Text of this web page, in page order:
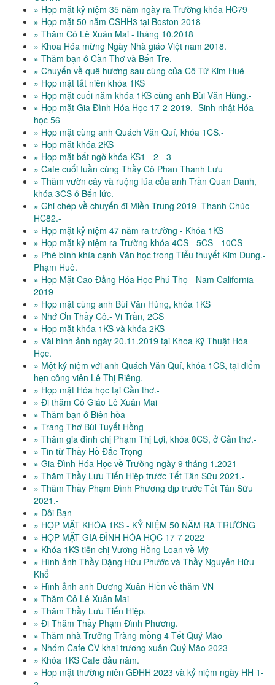
» Họp mặt kỷ niệm 35 năm ngày ra Trường khóa HC79
» Họp mặt 50 năm CSHH3 tại Boston 2018
» Thăm Cô Lê Xuân Mai - tháng 10.2018
» Khoa Hóa mừng Ngày Nhà giáo Việt nam 2018.
» Thăm bạn ở Cần Thơ và Bến Tre.-
» Chuyến về quê hương sau cùng của Cô Từ Kim Huê
» Họp mặt tất niên khóa 1KS
» Họp mặt cuối năm khóa 1KS cùng anh Bùi Văn Hùng.-
» Họp mặt Gia Đình Hóa Học 17-2-2019.- Sinh nhật Hóa
học 56
» Họp mặt cùng anh Quách Văn Quí, khóa 1CS.-
» Họp mặt khóa 2KS
» Họp mặt bất ngờ khóa KS1 - 2 - 3
» Cafe cuối tuần cùng Thầy Cô Phan Thanh Lưu
» Thăm vườn cây và ruộng lúa của anh Trần Quan Danh,
khóa 3CS ở Bến lức.
» Ghi chép về chuyến đi Miền Trung 2019_Thanh Chúc
HC82.-
» Họp mặt kỷ niệm 47 năm ra trường - Khóa 1KS
» Họp mặt kỷ niệm ra Trường khóa 4CS - 5CS - 10CS
» Phê bình khía cạnh Văn học trong Tiểu thuyết Kim Dung.-
Phạm Huê.
» Họp Mặt Cao Đẳng Hóa Học Phú Thọ - Nam California
2019
» Họp mặt cùng anh Bùi Văn Hùng, khóa 1KS
» Nhớ Ơn Thầy Cô.- Vi Trần, 2CS
» Họp mặt khóa 1KS và khóa 2KS
» Vài hình ảnh ngày 20.11.2019 tại Khoa Kỹ Thuật Hóa
Học.
» Một kỷ niệm với anh Quách Văn Quí, khóa 1CS, tại điểm
hẹn công viên Lê Thị Riêng.-
» Họp mặt Hóa học tại Cần thơ.-
» Đi thăm Cô Giáo Lê Xuân Mai
» Thăm bạn ở Biên hòa
» Trang Thơ Bùi Tuyết Hồng
» Thăm gia đình chị Phạm Thị Lợi, khóa 8CS, ở Cần thơ.-
» Tin từ Thầy Hồ Đắc Trọng
» Gia Đình Hóa Học về Trường ngày 9 tháng 1.2021
» Thăm Thầy Lưu Tiến Hiệp trước Tết Tân Sữu 2021.-
» Thăm Thầy Phạm Đình Phương dịp trước Tết Tân Sữu
2021.-
» Đôi Bạn
» HỌP MẶT KHÓA 1KS - KỶ NIỆM 50 NĂM RA TRƯỜNG
» HỌP MẶT GIA ĐÌNH HÓA HỌC 17 7 2022
» Khóa 1KS tiễn chị Vương Hồng Loan về Mỹ
» Hình ảnh Thầy Đặng Hữu Phước và Thầy Nguyễn Hữu
Khổ
» Hình ảnh anh Dương Xuân Hiền về thăm VN
» Thăm Cô Lê Xuân Mai
» Thăm Thầy Lưu Tiến Hiệp.
» Đi Thăm Thầy Phạm Đình Phương.
» Thăm nhà Trưởng Tràng mồng 4 Tết Quý Mão
» Nhóm Cafe CV khai trương xuân Quý Mão 2023
» Khóa 1KS Cafe đầu năm.
» Hop mặt thường niên GĐHH 2023 và kỷ niệm ngày HH 1-